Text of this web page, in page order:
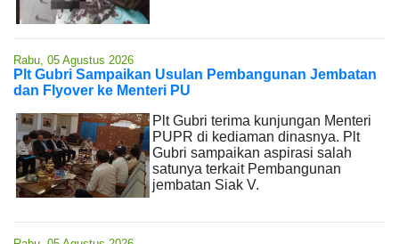
Rabu, 05 Agustus 2026
Plt Gubri Sampaikan Usulan Pembangunan Jembatan
dan Flyover ke Menteri PU
Plt Gubri terima kunjungan Menteri
PUPR di kediaman dinasnya. Plt
Gubri sampaikan aspirasi salah
satunya terkait Pembangunan
jembatan Siak V.